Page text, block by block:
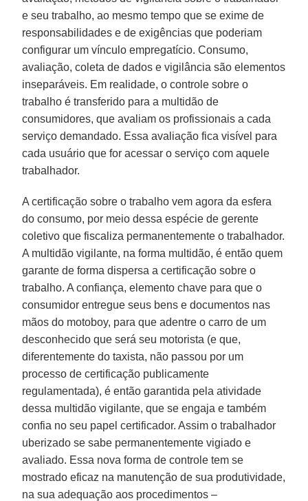
e seu trabalho, ao mesmo tempo que se exime de
responsabilidades e de exigências que poderiam
configurar um vínculo empregatício. Consumo,
avaliação, coleta de dados e vigilância são elementos
inseparáveis. Em realidade, o controle sobre o
trabalho é transferido para a multidão de
consumidores, que avaliam os profissionais a cada
serviço demandado. Essa avaliação fica visível para
cada usuário que for acessar o serviço com aquele
trabalhador.
A certificação sobre o trabalho vem agora da esfera
do consumo, por meio dessa espécie de gerente
coletivo que fiscaliza permanentemente o trabalhador.
A multidão vigilante, na forma multidão, é então quem
garante de forma dispersa a certificação sobre o
trabalho. A confiança, elemento chave para que o
consumidor entregue seus bens e documentos nas
mãos do motoboy, para que adentre o carro de um
desconhecido que será seu motorista (e que,
diferentemente do taxista, não passou por um
processo de certificação publicamente
regulamentada), é então garantida pela atividade
dessa multidão vigilante, que se engaja e também
confia no seu papel certificador. Assim o trabalhador
uberizado se sabe permanentemente vigiado e
avaliado. Essa nova forma de controle tem se
mostrado eficaz na manutenção de sua produtividade,
na sua adequação aos procedimentos –